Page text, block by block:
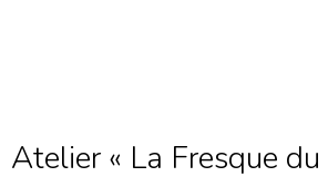
Atelier « La Fresque